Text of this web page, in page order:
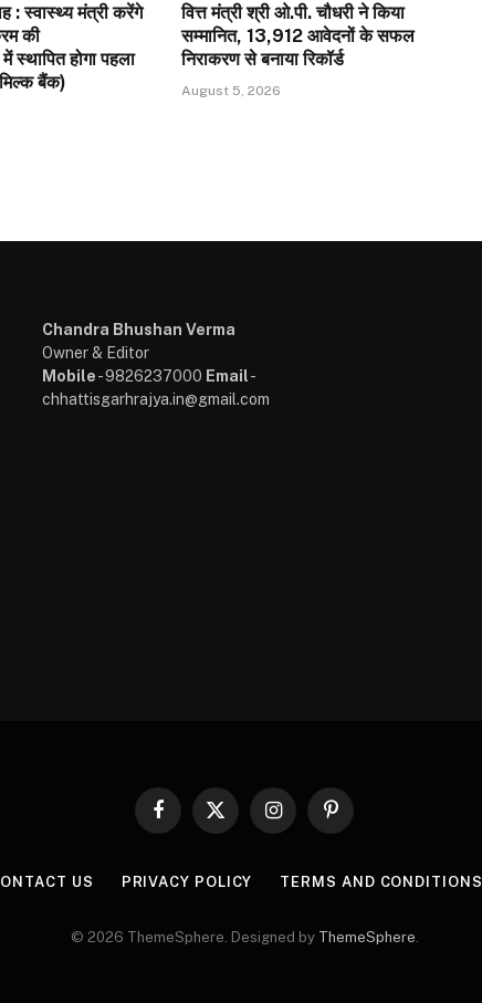
: स्वास्थ्य मंत्री करेंगे
की
स्थापित होगा पहला
बैंक)
वित्त मंत्री श्री ओ.पी. चौधरी ने किया
सम्मानित, 13,912 आवेदनों के सफल
निराकरण से बनाया रिकॉर्ड
August 5, 2026
Chandra Bhushan Verma
Owner & Editor
Mobile- 9826237000 Email-
chhattisgarhrajya.in@gmail.com
Facebook
X
InstagramPinterest
US PRIVACY POLICY TERMS AND CONDITIONS
© 2026 ThemeSphere. Designed by ThemeSphere.